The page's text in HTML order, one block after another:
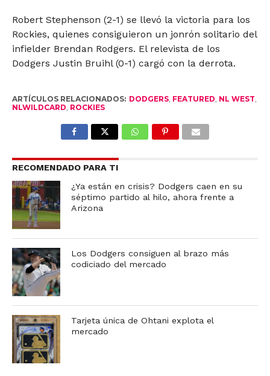
Robert Stephenson (2-1) se llevó la victoria para los
Rockies, quienes consiguieron un jonrón solitario del
infielder Brendan Rodgers. El relevista de los
Dodgers Justin Bruihl (0-1) cargó con la derrota.
ARTÍCULOS RELACIONADOS: DODGERS, FEATURED, NL WEST,
NLWILDCARD, ROCKIES
RECOMENDADO PARA TI
¿Ya están en crisis? Dodgers caen en su
séptimo partido al hilo, ahora frente a
Arizona
Los Dodgers consiguen al brazo más
codiciado del mercado
Tarjeta única de Ohtani explota el
mercado